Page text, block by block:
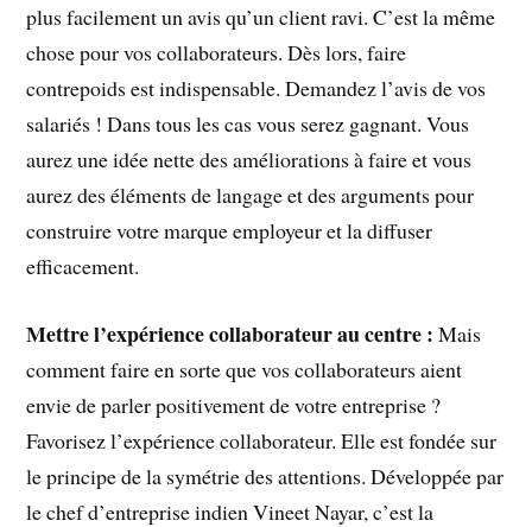
plus facilement un avis qu’un client ravi. C’est la même
chose pour vos collaborateurs. Dès lors, faire
contrepoids est indispensable. Demandez l’avis de vos
salariés ! Dans tous les cas vous serez gagnant. Vous
aurez une idée nette des améliorations à faire et vous
aurez des éléments de langage et des arguments pour
construire votre marque employeur et la diffuser
efficacement.
Mettre l’expérience collaborateur au centre :Mais
comment faire en sorte que vos collaborateurs aient
envie de parler positivement de votre entreprise ?
Favorisez l’expérience collaborateur. Elle est fondée sur
le principe de la symétrie des attentions. Développée par
le chef d’entreprise indien Vineet Nayar, c’est la